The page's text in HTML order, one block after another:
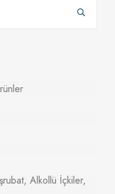
Alkollü İçkiler,